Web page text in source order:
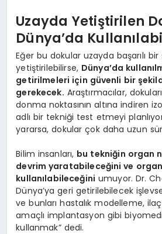
Uzayda Yetiştirilen
Dünya’da
Eğer bu dokular uzayda başarılı bir
yetiştirilebilirse, Dünya’da
getirilmeleri için güvenli bir
gerekecek. Araştırmacılar,
donma noktasının altına indiren
adlı bir tekniği test etmeyi
yararsa, dokular çok daha uzun
Bilim insanları, bu tekniğin organ
devrim yaratabileceğini ve
kullanılabileceğini umuyor. Dr.
Dünya’ya geri getirilebilecek
ve bunları hastalık modelleme,
amaçlı implantasyon gibi
kullanmak” dedi.